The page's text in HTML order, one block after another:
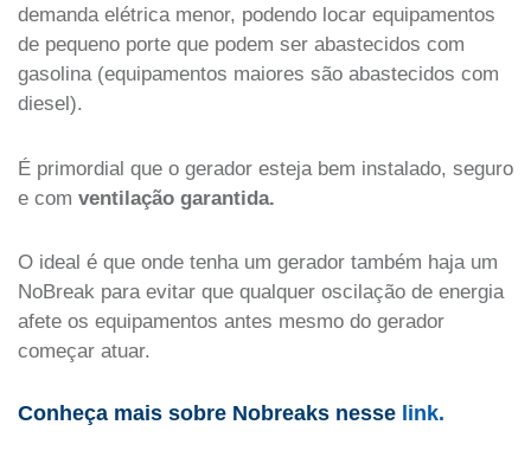
demanda elétrica menor, podendo locar equipamentos
de pequeno porte que podem ser abastecidos com
gasolina (equipamentos maiores são abastecidos com
diesel).
É primordial que o gerador esteja bem instalado, seguro
e com ventilação garantida.
O ideal é que onde tenha um gerador também haja um
NoBreak para evitar que qualquer oscilação de energia
afete os equipamentos antes mesmo do gerador
começar atuar.
Conheça mais sobre Nobreaks nesse link.